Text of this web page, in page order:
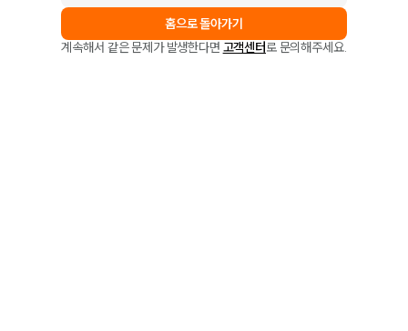
홈으로 돌아가기
계속해서 같은 문제가 발생한다면 고객센터로 문의해주세요.